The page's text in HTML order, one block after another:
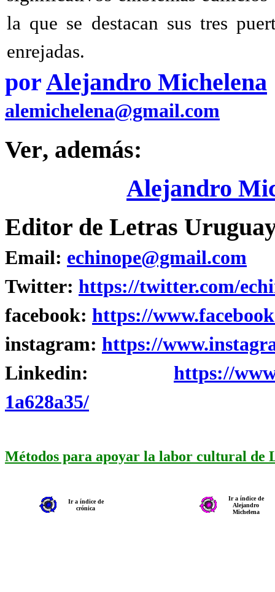
la que se destacan sus tres
enrejadas.
porAlejandro Michelena
alemichelena@gmail.com
Ver, además:
Alejandro
Editor de Letras
Email: echinope@gmail.com
Twitter: https://twitter.com/
facebook: https://
instagram: https://
Linkedin: https://
1a628a35/
Métodos para apoyar la labor cultural de
Ir a índice de
crónica
Ir a índice de
Alejandro
Michelena